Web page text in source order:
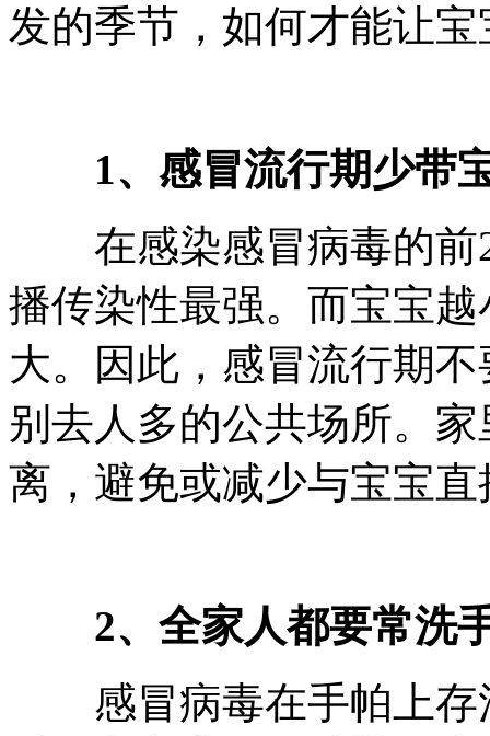
发的季节，如何才能让
1、感冒流行期少带
在感染感冒病毒的前2
播传染性最强。而宝宝
大。因此，感冒流行期
别去人多的公共场所。
离，避免或减少与宝宝
2、全家人都要常洗
感冒病毒在手帕上存